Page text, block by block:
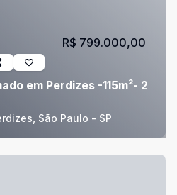
em Perdizes -115m²- 2
São Paulo - SP
R$ 799.000,00